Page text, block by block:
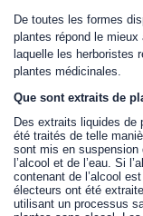
De toutes les formes
plantes répond le mieux
laquelle les herboristes
plantes médicinales.
Que sont extraits de
Des extraits liquides de
été traités de telle
sont mis en suspension
l’alcool et de l’eau. Si
contenant de l’alcool
électeurs ont été
utilisant un processus